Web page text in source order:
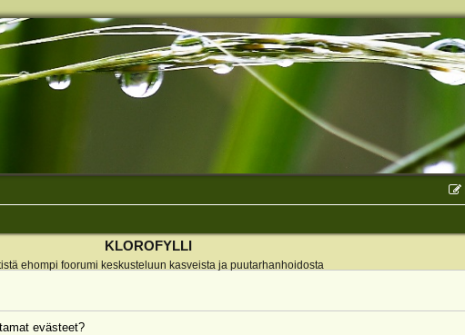
KLOROFYLLI
ehompi foorumi keskusteluun kasveista ja puutarhanhoidosta
evästeet?